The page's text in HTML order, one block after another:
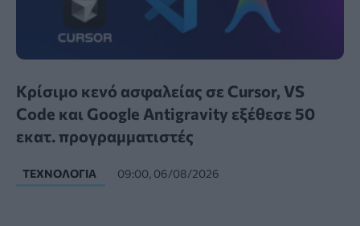
Κρίσιμο κενό ασφαλείας σε Cursor, VS
Code και Google Antigravity εξέθεσε 50
εκατ. προγραμματιστές
ΤΕΧΝΟΛΟΓΊΑ 09:00, 06/08/2026